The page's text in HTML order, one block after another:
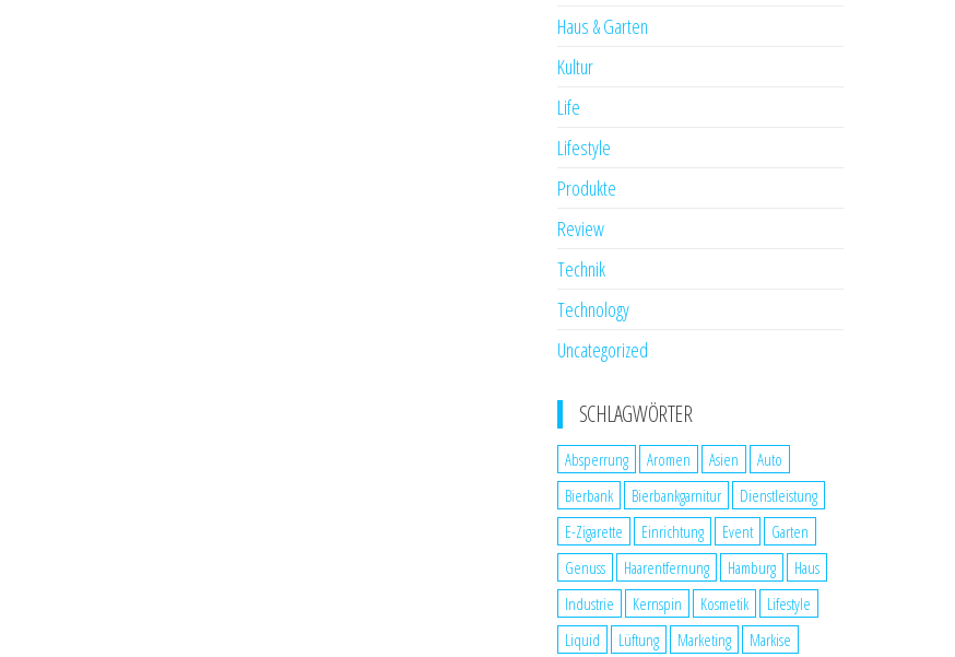
Haus & Garten
Kultur
Life
Lifestyle
Produkte
Review
Technik
Technology
Uncategorized
SCHLAGWÖRTER
Absperrung Aromen Asien
Auto
Bierbank
Bierbankgarnitur
Dienstleistung
E-Zigarette
Einrichtung Event
Garten
Genuss
Haarentfernung Hamburg
Haus
Industrie
Kernspin Kosmetik
Lifestyle
Liquid
Lüftung Marketing Markise